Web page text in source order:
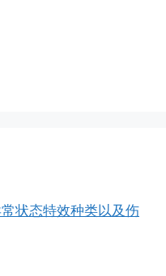
状态特效种类以及伤